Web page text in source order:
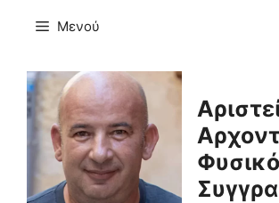
Μενού